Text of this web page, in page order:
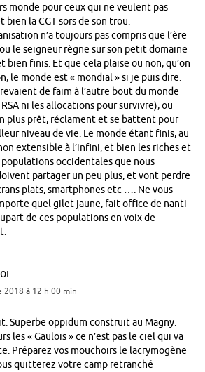
monde pour ceux qui ne veulent pas
bien la CGT sors de son trou.
n’a toujours pas compris que l’ère
le seigneur règne sur son petit domaine
bien finis. Et que cela plaise ou non, qu’on
le monde est « mondial » si je puis dire.
de faim à l’autre bout du monde
RSA ni les allocations pour survivre), ou
plus prêt, réclament et se battent pour
niveau de vie. Le monde étant finis, au
extensible à l’infini, et bien les riches et
occidentales que nous
partager un peu plus, et vont perdre
plats, smartphones etc …. Ne vous
quel gilet jaune, fait office de nanti
de ces populations en voix de
2018 à 12 h 00 min
Superbe oppidum construit au Magny.
les « Gaulois » ce n’est pas le ciel qui va
Préparez vos mouchoirs le lacrymogène
quitterez votre camp retranché